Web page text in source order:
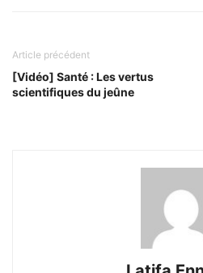
Article précédent
[Vidéo] Santé : Les vertus
scientifiques du jeûne